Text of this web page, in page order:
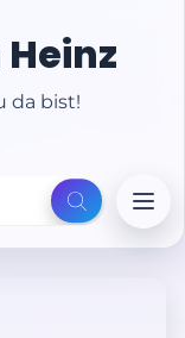
da bist!